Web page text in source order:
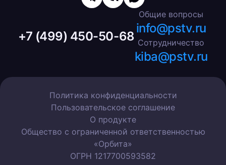
+7 (499) 450-50-68
Общие вопросы
info@pstv.ru
Сотрудничество
kiba@pstv.ru
Общество с ограниченной ответственностью
«Орбита»
ОГРН 1217700593582
О продукте
Пользовательское соглашение
Политика конфиденциальности